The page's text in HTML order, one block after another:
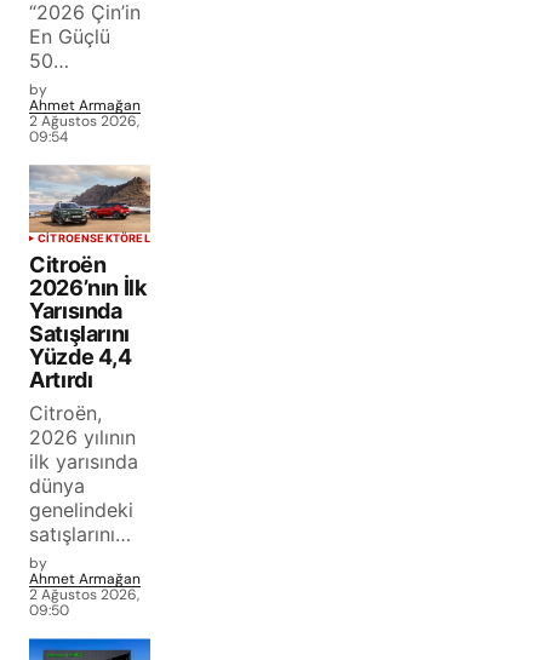
“2026 Çin’in
En Güçlü
50…
by
Ahmet Armağan
2 Ağustos 2026,
09:54
CITROENSEKTÖREL
Citroën
2026’nın İlk
Yarısında
Satışlarını
Yüzde 4,4
Artırdı
Citroën,
2026 yılının
ilk yarısında
dünya
genelindeki
satışlarını…
by
Ahmet Armağan
2 Ağustos 2026,
09:50